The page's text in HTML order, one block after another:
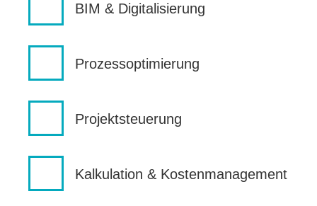
BIM & Digitalisierung
Prozessoptimierung
Projektsteuerung
Kalkulation & Kostenmanagement